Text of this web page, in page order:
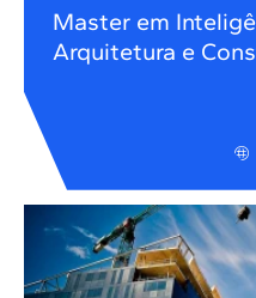
Master em
Arquitetura e